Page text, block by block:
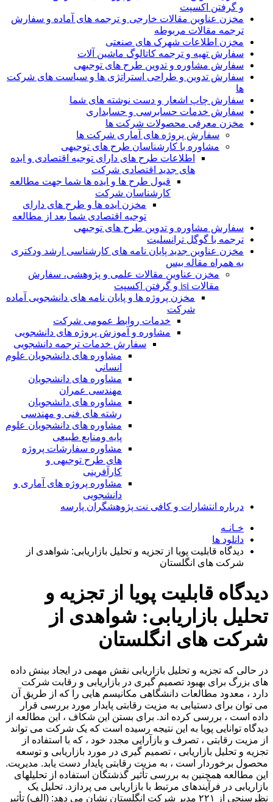
و گرفتن اکسپت
مخزن عناوین مقالات خارجی و ترجمه های آماده و سفارش
ترجمه مقالات مربوطه
مخزن اطلاعات شهرک های صنعتی
سفارش تهیه و ترجمه کاتالوگ ماشین آلات
سفارش مشاوره و تدوین طرح های توجیهی
سفارش تدوین و طراحی استراتژی ها و سیاست های شرکت
ها
سفارش چاپ اشعار و دست نوشته های شما
سفارش خدمات حسابرسی و حسابداری
مخزن معرفی محصولات شرکت ها
سفارش پروژه های آماری شرکت ها
مشاوره با کارشناسان طرح های توجیهی
اطلاعات طرح های دارای توجیه اقتصادی و ایده
های جدید اقتصادی شرکت
قبول طرح ها و ایده ها شما جهت مطالعه
کارشناسان شرکت
مخزن ایده ها و طرح های دارای
توجیه اقتصادی شما بعد از مطالعه
سفارش مشاوره و تدوین طرح های توجیهی
ترجمه با گوگل ترانسلیت
مخزن عناوین جدید پایان نامه های کارشناسی ارشد ودکتری
به همراه مقاله بیس
مخزن عناوین مقالات علمی و پژوهشی، سفارش
مقالات isi و گرفتن اکسپت
مخزن پروژه ها و پایان نامه های دانشجویی آماده
شرکت
خدمات روابط عمومی شرکت
مشاوره و آموزش پروژه های دانشجویی
سفارش خدمات ترجمه دانشجویی
مشاوره های دانشجویان علوم
انسانی
مشاوره های دانشجویان
مهندسی عمران
مشاوره های دانشجویان
رشته های فنی و مهندسی
مشاوره های دانشجویان علوم
پایه ومنابع طبیعی
مشاوره سفارشات پروژه
های طرح توجیهی و
کارآفرینی
مشاوره پروژه های آماری و
دانشجویی
درباره انتشارات و کافی نت پژوهشگران پارسه
خـانـه
دانلود ها
دیدگاه قابلیت پویا از تجزیه و تحلیل بازاریابی: شواهدی از
شرکت های انگلستان
دیدگاه قابلیت پویا از تجزیه و
تحلیل بازاریابی: شواهدی از
شرکت های انگلستان
در حالی که تجزیه و تحلیل بازاریابی نقش مهمی در ایجاد بینش داده
های بزرگ برای بهبود تصمیم گیری در بازاریابی و رقابت شرکت
دارد ، معدود مطالعات دانشگاهی مکانیسم هایی را که از طریق آن
می توان برای دستیابی به مزیت رقابتی پایدار مورد بررسی قرار
داده است ، بررسی کرده اند. برای بستن این شکاف ، این مطالعه از
دیدگاه توانایی پویا به این نتیجه رسیده است که یک شرکت می تواند
از مزیت رقابتی ، تصرف و بازآرایی مجدد خود ، که با استفاده از
تجزیه و تحلیل بازاریابی ، تصمیم گیری در مورد بازاریابی و توسعه
محصول برخوردار است ، به مزیت رقابتی پایدار دست یابد. مدیریت.
این مطالعه همچنین به بررسی تأثیر گذشتگان استفاده از تحلیلهای
بازاریابی در فرآیندهای مرتبط با بازاریابی می پردازد. تحلیل یک
نظرسنجی از ۲۲۱ مدیر شرکت انگلستان نشان می دهد: (الف) تأثیر